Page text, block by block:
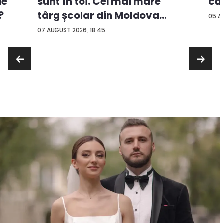
07 AUGUST 2026, 18:45
târg școlar din Moldova
con...
05